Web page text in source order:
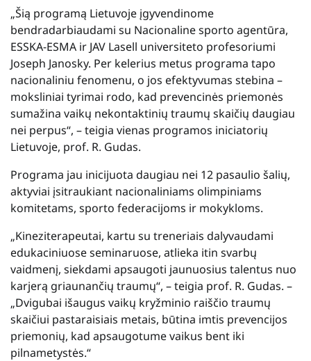
„Šią programą Lietuvoje įgyvendinome
bendradarbiaudami su Nacionaline sporto agentūra,
ESSKA-ESMA ir JAV Lasell universiteto profesoriumi
Joseph Janosky. Per kelerius metus programa tapo
nacionaliniu fenomenu, o jos efektyvumas stebina –
moksliniai tyrimai rodo, kad prevencinės priemonės
sumažina vaikų nekontaktinių traumų skaičių daugiau
nei perpus“, – teigia vienas programos iniciatorių
Lietuvoje, prof. R. Gudas.
Programa jau inicijuota daugiau nei 12 pasaulio šalių,
aktyviai įsitraukiant nacionaliniams olimpiniams
komitetams, sporto federacijoms ir mokykloms.
„Kineziterapeutai, kartu su treneriais dalyvaudami
edukaciniuose seminaruose, atlieka itin svarbų
vaidmenį, siekdami apsaugoti jaunuosius talentus nuo
karjerą griaunančių traumų“, – teigia prof. R. Gudas. –
„Dvigubai išaugus vaikų kryžminio raiščio traumų
skaičiui pastaraisiais metais, būtina imtis prevencijos
priemonių, kad apsaugotume vaikus bent iki
pilnametystės.“